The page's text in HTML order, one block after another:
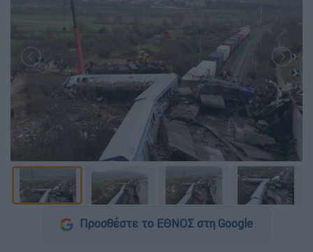
Προσθέστε το ΕΘΝΟΣ στη Google